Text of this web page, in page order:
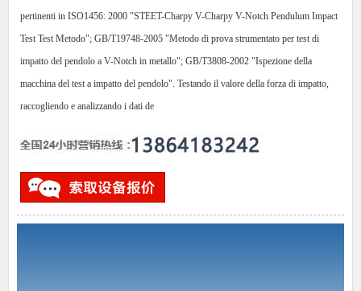
pertinenti in ISO1456: 2000 "STEET-Charpy V-Charpy V-Notch Pendulum Impact
Test Test Metodo"; GB/T19748-2005 "Metodo di prova strumentato per test di
impatto del pendolo a V-Notch in metallo"; GB/T3808-2002 "Ispezione della
macchina del test a impatto del pendolo". Testando il valore della forza di impatto,
raccogliendo e analizzando i dati de